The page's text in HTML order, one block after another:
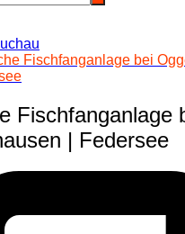
Fischfanganlage bei
Fischfanganlage
| Federsee